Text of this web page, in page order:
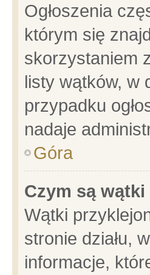
Ogłoszenia
którym się
skorzystaniem
listy wątków, w
przypadku
nadaje
Góra
Czym są
Wątki
stronie działu,
informacje,